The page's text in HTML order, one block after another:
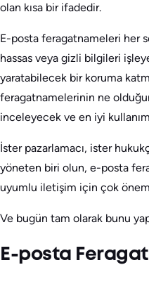
olan kısa bir ifadedir.
E-posta feragatnameleri her
hassas veya gizli bilgileri
yaratabilecek bir koruma
feragatnamelerinin ne
inceleyecek ve en iyi
İster pazarlamacı, ister
yöneten biri olun, e-posta
uyumlu iletişim için çok
Ve bugün tam olarak bunu
E-posta